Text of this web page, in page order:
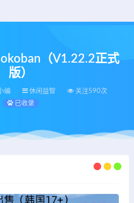
（V1.22.2正式
版）
编 休闲益智
关注590次
已收录